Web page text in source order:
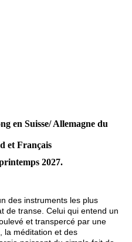
en Suisse/ Allemagne du
et Français
2027.
des instruments les plus
de transe. Celui qui entend un
et transpercé par une
la méditation et des